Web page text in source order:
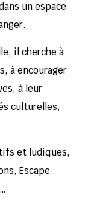
un espace
il cherche à
à encourager
à leur
culturelles,
et ludiques,
Escape